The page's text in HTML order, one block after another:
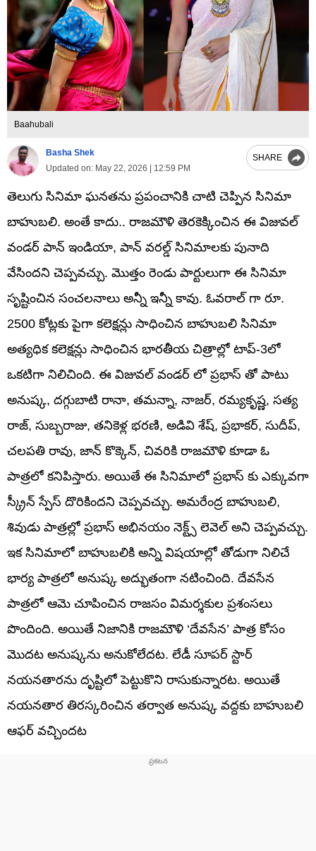
Baahubali
Basha Shek
Updated on: May 22, 2026 | 12:59 PM
SHARE
తెలుగు సినిమా ఘనతను ప్రపంచానికి చాటి చెప్పిన సినిమా
బాహుబలి. అంతే కాదు.. రాజమౌళి తెరకెక్కించిన ఈ విజువల్
వండర్ పాన్ ఇండియా, పాన్ వరల్డ్ సినిమాలకు పునాది
వేసిందని చెప్పవచ్చు. మొత్తం రెండు పార్టులుగా ఈ సినిమా
సృష్టించిన సంచలనాలు అన్నీ ఇన్నీ కావు. ఓవరాల్ గా రూ.
2500 కోట్లకు పైగా కలెక్షన్లు సాధించిన బాహుబలి సినిమా
అత్యధిక కలెక్షన్లు సాధించిన భారతీయ చిత్రాల్లో టాప్-3లో
ఒకటిగా నిలిచింది. ఈ విజువల్ వండర్ లో ప్రభాస్ తో పాటు
అనుష్క, దగ్గుబాటి రానా, తమన్నా, నాజర్, రమ్యకృష్ణ, సత్య
రాజ్, సుబ్బరాజు, తనికెళ్ల భరణి, అడివి శేష్, ప్రభాకర్, సుదీప్,
చలపతి రావు, జాన్ కొక్కెన్, చివరికి రాజమౌళి కూడా ఓ
పాత్రలో కనిపిస్తారు. అయితే ఈ సినిమాలో ప్రభాస్ కు ఎక్కువగా
స్క్రీన్ స్పేస్ దొరికిందని చెప్పవచ్చు. అమరేంద్ర బాహుబలి,
శివుడు పాత్రల్లో ప్రభాస్ అభినయం నెక్ట్స్ లెవెల్ అని చెప్పవచ్చు.
ఇక సినిమాలో బాహుబలికి అన్ని విషయాల్లో తోడుగా నిలిచే
భార్య పాత్రలో అనుష్క అద్భుతంగా నటించింది. దేవసేన
పాత్రలో ఆమె చూపించిన రాజసం విమర్శకుల ప్రశంసలు
పొందింది. అయితే నిజానికి రాజమౌళి ‘దేవసేన’ పాత్ర కోసం
మొదట అనుష్కను అనుకోలేదట. లేడీ సూపర్ స్టార్
నయనతారను దృష్టిలో పెట్టుకొని రాసుకున్నారట. అయితే
నయనతార తిరస్కరించిన తర్వాత అనుష్క వద్దకు బాహుబలి
ఆఫర్ వచ్చిందట